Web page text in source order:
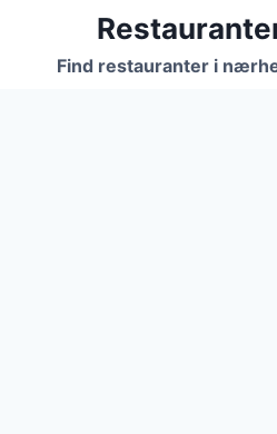
indholdFind restauranter i